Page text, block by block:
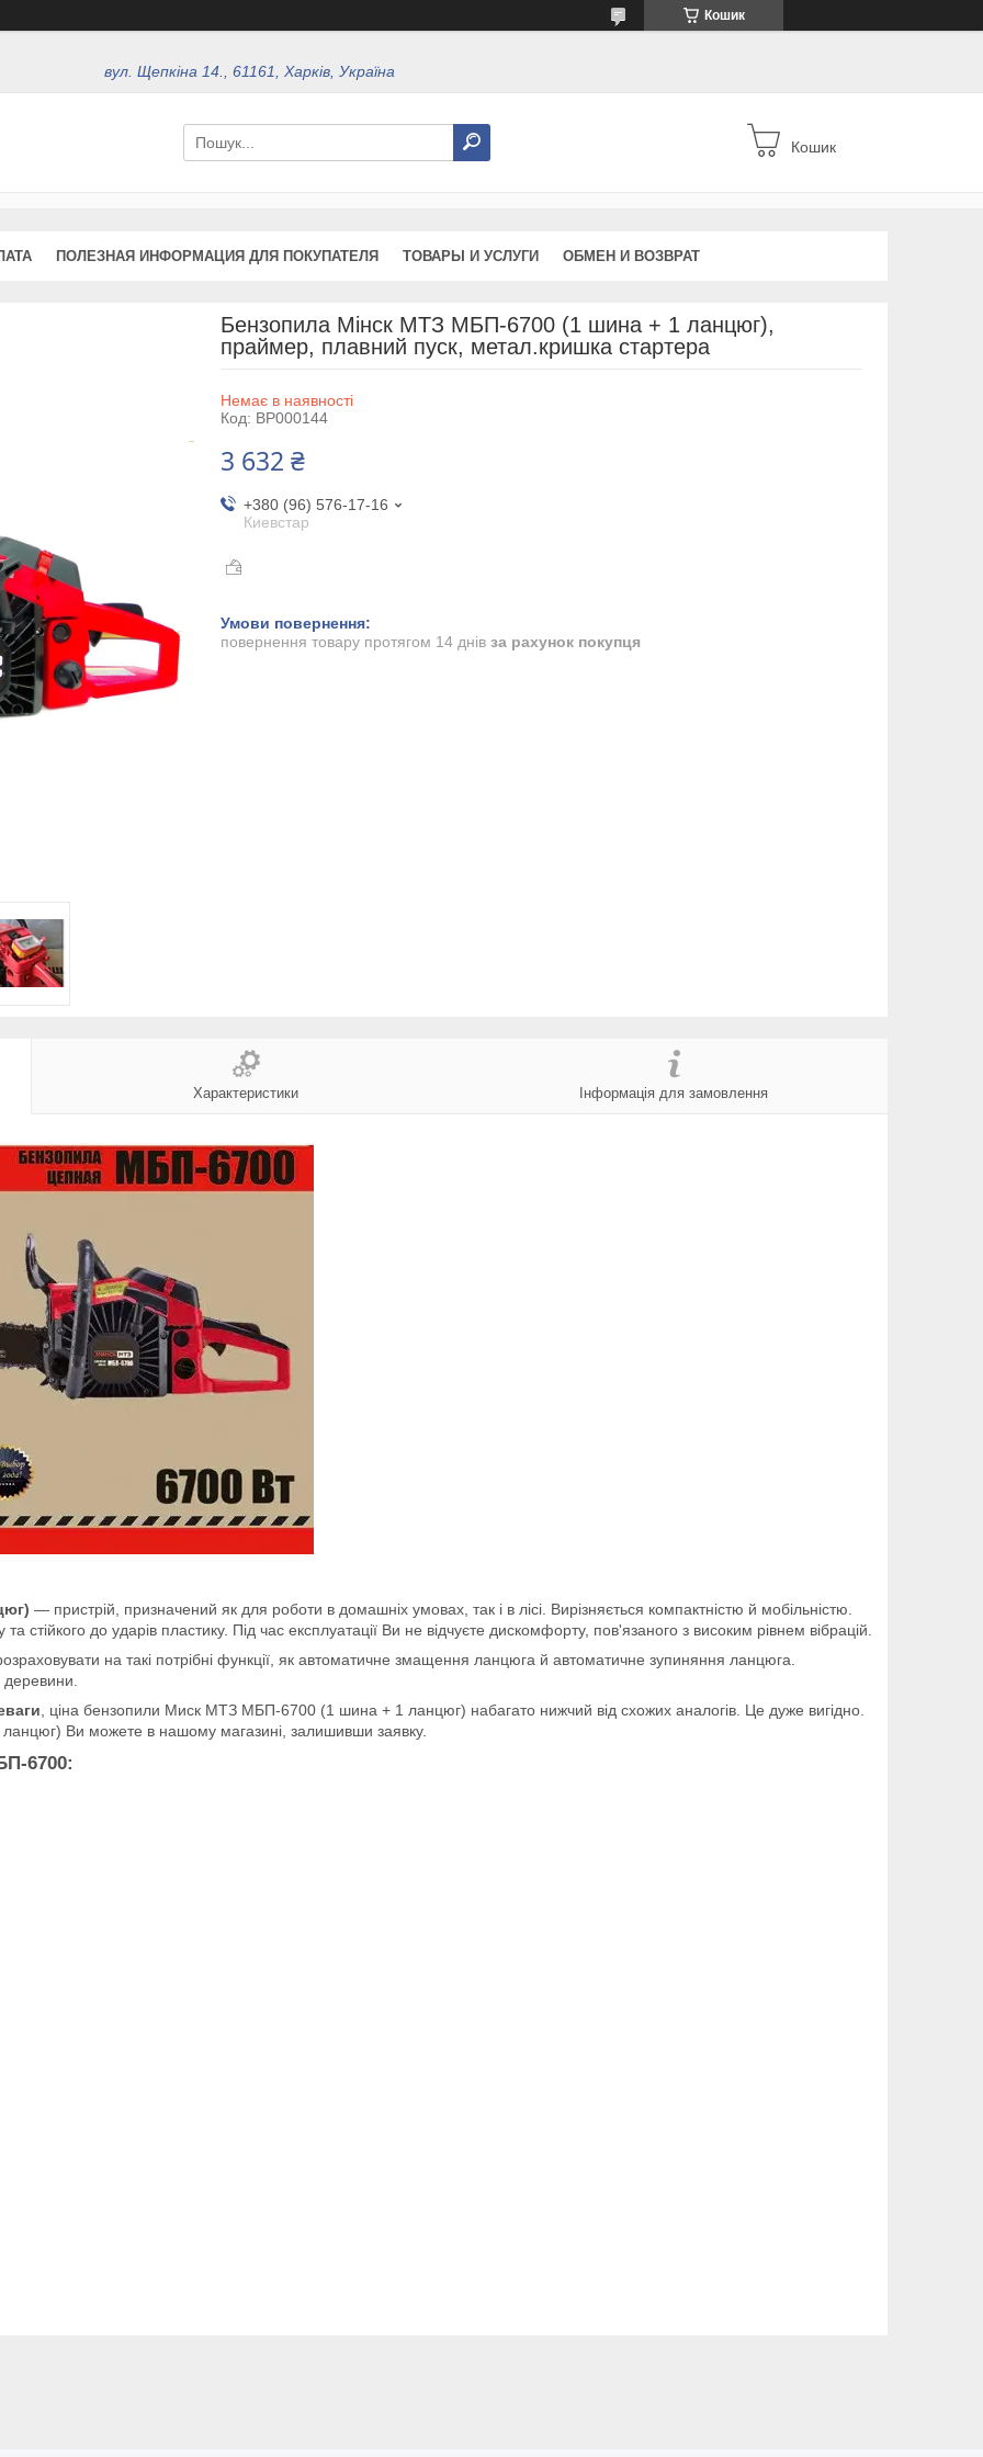
Кошик
вул. Щепкіна 14., 61161, Харків, Україна
Кошик
ПОЛЕЗНАЯ ИНФОРМАЦИЯ ДЛЯ ПОКУПАТЕЛЯ ТОВАРЫ И УСЛУГИ ОБМЕН И ВОЗВРАТ
Бензопила Мінск МТЗ МБП-6700 (1 шина + 1 ланцюг),
праймер, плавний пуск, метал.кришка стартера
Немає в наявності
Код: BP000144
3 632 ₴
+380 (96) 576-17-16
Киевстар
повернення товару протягом 14 днів за рахунок покупця
Характеристики Інформація для замовлення
— пристрій, призначений як для роботи в домашніх умовах, так і в лісі. Вирізняється компактністю й мобільністю.
стійкого до ударів пластику. Під час експлуатації Ви не відчуєте дискомфорту, пов'язаного з високим рівнем вібрацій.
на такі потрібні функції, як автоматичне змащення ланцюга й автоматичне зупиняння ланцюга.
, ціна бензопили Миск МТЗ МБП-6700 (1 шина + 1 ланцюг) набагато нижчий від схожих аналогів. Це дуже вигідно.
Ви можете в нашому магазині, залишивши заявку.
МБП-6700: